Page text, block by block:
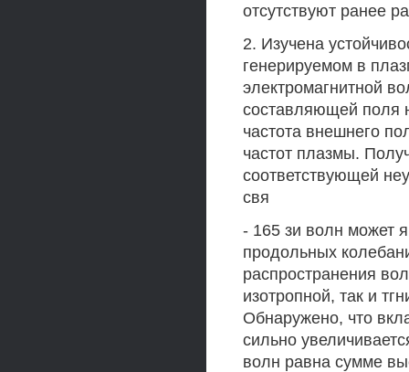
отсутствуют ранее
2. Изучена
генерируемом в
электромагнитной
составляющей поля
частота внешнего
частот плазмы.
соответствующей
свя
- 165 зи волн может
продольных
распространения
изотропной, так и
Обнаружено, что
сильно
волн равна сумме